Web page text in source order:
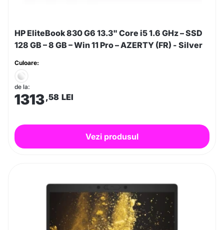
HP EliteBook 830 G6 13.3" Core i5 1.6 GHz – SSD
128 GB – 8 GB – Win 11 Pro – AZERTY (FR) - Silver
Culoare:
de la:
1313,58 LEI
Vezi produsul